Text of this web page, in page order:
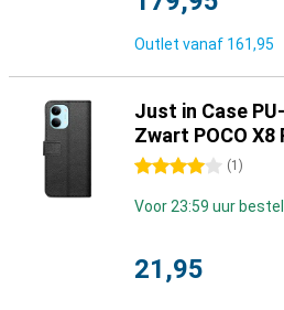
Outlet vanaf 161,95
Just in Case
Zwart POCO X8
4 sterren (1 )
Voor 23:59 uur
21,95